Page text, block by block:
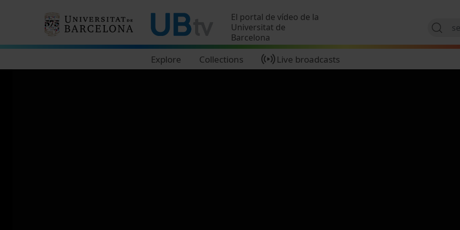
El portal de vídeo de la
Universitat de
Barcelona
Explore Collections Live broadcasts